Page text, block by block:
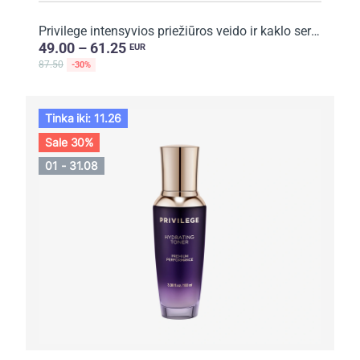
Privilege intensyvios priežiūros veido ir kaklo serumas su kavos ekstraktu
49.00 – 61.25 EUR
87.50 -30%
Tinka iki: 11.26
Sale 30%
01 - 31.08